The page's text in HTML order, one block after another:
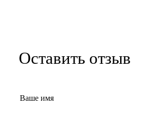
Оставить отзыв